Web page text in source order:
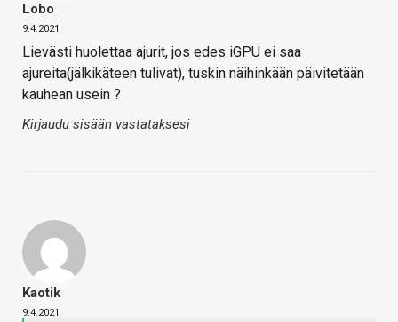
Lobo
9.4.2021
Lievästi huolettaa ajurit, jos edes iGPU ei saa
ajureita(jälkikäteen tulivat), tuskin näihinkään päivitetään
kauhean usein ?
Kirjaudu sisään vastataksesi
Kaotik
9.4.2021